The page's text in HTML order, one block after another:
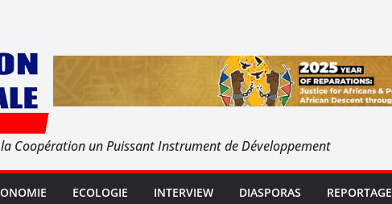
Coopération un Puissant Instrument de Développement
ECOLOGIE INTERVIEW DIASPORAS REPORTAGE